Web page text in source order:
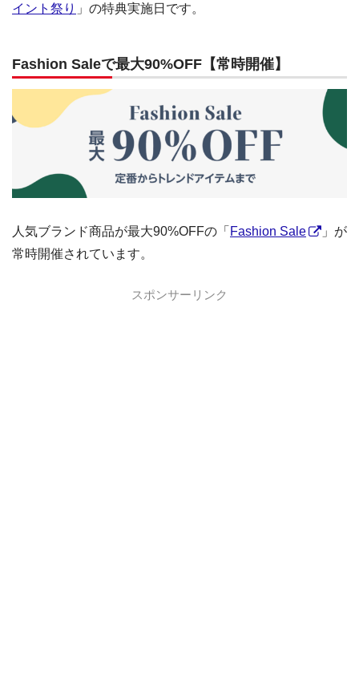
イント祭り 」の特典実施日です。
Fashion Saleで最大90%OFF【常時開催】
人気ブランド商品が最大90%OFFの「 Fashion Sale
」が
常時開催されています。
スポンサーリンク